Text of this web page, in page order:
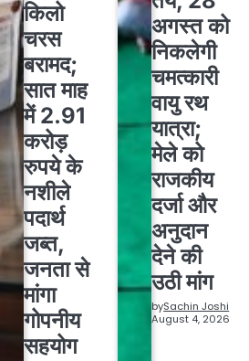
किलो
चरस
बरामद;
सात माह
में 2.91
करोड़
रुपये के
नशीले
पदार्थ
जब्त,
जनता से
मांगा
गोपनीय
सहयोग
अगस्त को
निकलेगी
चमत्कारी
वायु रथ
यात्रा;
मेले को
राजकीय
दर्जा और
अनुदान
देने की
उठी मांग
bySachin Joshi
August 4, 2026